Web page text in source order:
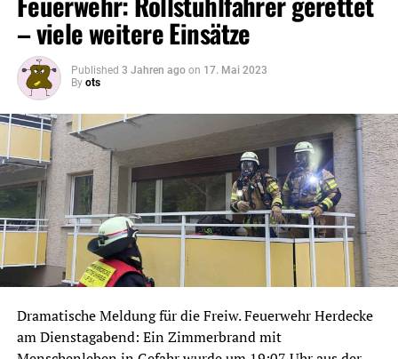
– viele weitere Einsätze
Published 3 Jahren ago on 17. Mai 2023
By ots
Dramatische Meldung für die Freiw. Feuerwehr Herdecke
am Dienstagabend: Ein Zimmerbrand mit